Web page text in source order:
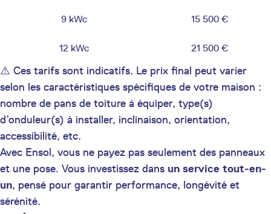
9 kWc 15 500 €
12 kWc 21 500 €
⚠️ Ces tarifs sont indicatifs. Le prix final peut varier
selon les caractéristiques spécifiques de votre maison :
nombre de pans de toiture à équiper, type(s)
d’onduleur(s) à installer, inclinaison, orientation,
accessibilité, etc.
Avec Ensol, vous ne payez pas seulement des panneaux
et une pose. Vous investissez dans un service tout-en-
un, pensé pour garantir performance, longévité et
sérénité.